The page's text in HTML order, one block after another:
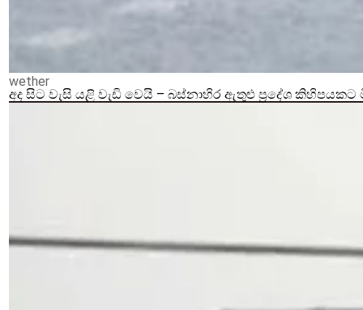
wether
අද සිට වැසි යළි වැඩි වෙයි – බස්නාහිර ඇතුළු ප්‍රදේශ කිහිපයකට